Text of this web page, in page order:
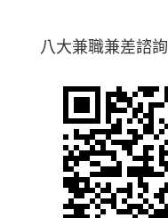
八大兼職兼差諮詢